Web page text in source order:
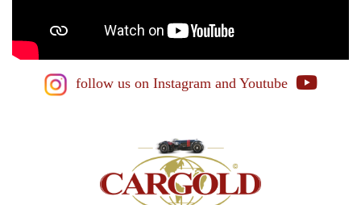
follow us on Instagram and Youtube